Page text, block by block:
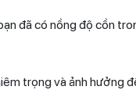
đã có nồng độ cồn
trọng và ảnh hưởng